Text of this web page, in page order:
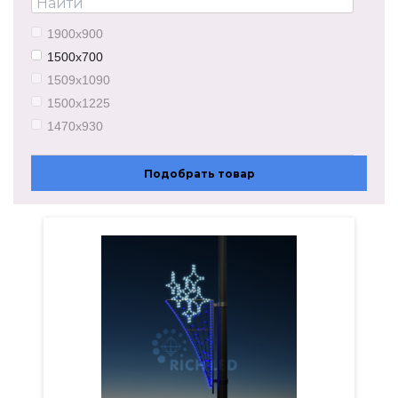
7,8 кг
6,1 кг
1900х900
1500х700
1509х1090
1500х1225
1470х930
1490х840
Подобрать товар